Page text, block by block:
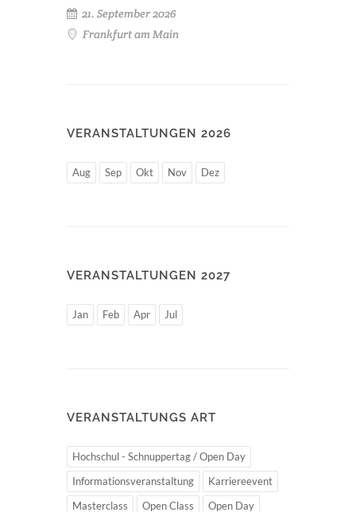
21. September 2026
Frankfurt am Main
VERANSTALTUNGEN 2026
Aug Sep Okt Nov Dez
VERANSTALTUNGEN 2027
Jan Feb Apr Jul
VERANSTALTUNGS ART
Hochschul - Schnuppertag / Open Day
Informationsveranstaltung
Karriereevent
Masterclass
Open Class
Open Day